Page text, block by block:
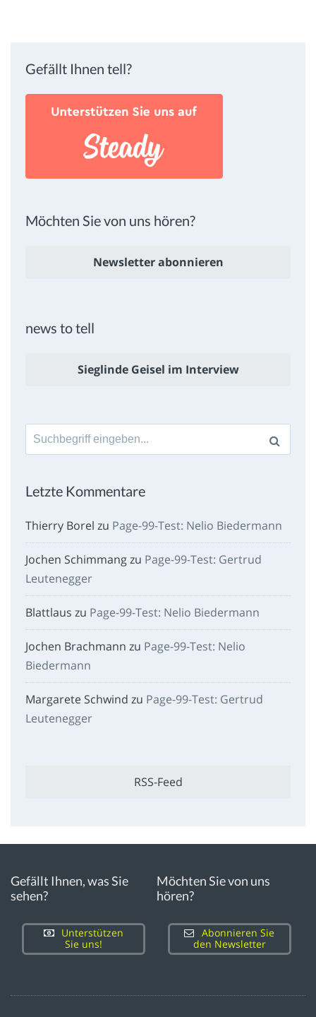
Gefällt Ihnen tell?
Möchten Sie von uns hören?
Newsletter abonnieren
news to tell
Sieglinde Geisel im Interview
Suche
nach:
Letzte Kommentare
Thierry Borel zu Page-99-Test: Nelio Biedermann
Jochen Schimmangzu Page-99-Test: Gertrud
Leutenegger
Blattlaus zu Page-99-Test: Nelio Biedermann
Jochen Brachmann zu Page-99-Test: Nelio
Biedermann
Margarete Schwind zu Page-99-Test: Gertrud
Leutenegger
RSS-Feed
Gefällt Ihnen, was Sie
sehen?
Unterstützen
Sie uns!
Möchten Sie von uns
hören?
Abonnieren Sie
den Newsletter